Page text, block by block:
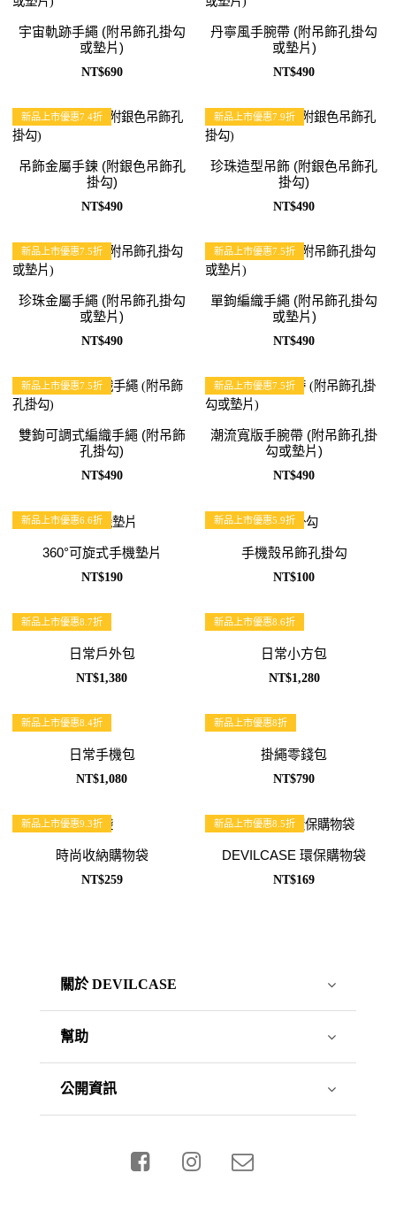
宇宙軌跡手繩 (附吊飾孔掛勾
或墊片)
NT$690
丹寧風手腕帶 (附吊飾孔掛勾
或墊片)
NT$490
新品上市優惠7.4折
吊飾金屬手鍊 (附銀色吊飾孔
掛勾)
NT$490
新品上市優惠7.9折
珍珠造型吊飾 (附銀色吊飾孔
掛勾)
NT$490
新品上市優惠7.5折
珍珠金屬手繩 (附吊飾孔掛勾
或墊片)
NT$490
新品上市優惠7.5折
單鉤編織手繩 (附吊飾孔掛勾
或墊片)
NT$490
新品上市優惠7.5折
雙鉤可調式編織手繩 (附吊飾
孔掛勾)
NT$490
新品上市優惠7.5折
潮流寬版手腕帶 (附吊飾孔掛
勾或墊片)
NT$490
新品上市優惠6.6折
360°可旋式手機墊片
NT$190
新品上市優惠5.9折
手機殼吊飾孔掛勾
NT$100
新品上市優惠8.7折
日常戶外包
NT$1,380
新品上市優惠8.6折
日常小方包
NT$1,280
新品上市優惠8.4折
日常手機包
NT$1,080
新品上市優惠8折
掛繩零錢包
NT$790
新品上市優惠9.3折
時尚收納購物袋
NT$259
新品上市優惠8.5折
DEVILCASE 環保購物袋
NT$169
關於 DEVILCASE
幫助
公開資訊